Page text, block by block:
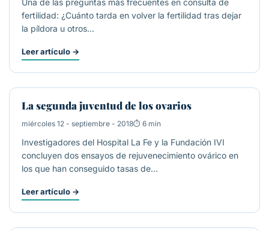
fertilidad: ¿Cuánto tarda en volver la fertilidad tras dejar
la píldora u otros…
Leer artículo →
ACTUALIDAD
La segunda juventud de los ovarios
miércoles 12 - septiembre - 2018 6 min
Investigadores del Hospital La Fe y la Fundación IVI
concluyen dos ensayos de rejuvenecimiento ovárico en
los que han conseguido tasas de…
Leer artículo →
ESTERILIDAD/FERTILIDAD